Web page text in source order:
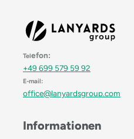
Telefon:
+49 699 579 59 92
E-mail:
office@lanyardsgroup.com
Informationen